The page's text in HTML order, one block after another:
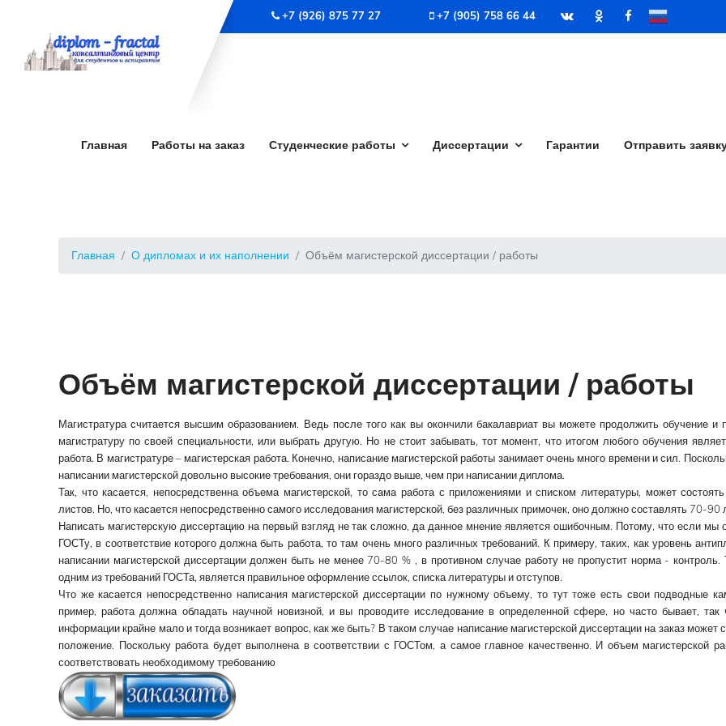
+7 (926) 875 77 27 +7 (905) 758 66 44
Главная Работы на заказ Студенческие работы Диссертации Гарантии Отправить
Главная О дипломах и их наполнении Объём магистерской диссертации / работы
Объём магистерской диссертации / работы
Магистратура считается высшим образованием. Ведь после того как вы окончили бакалавриат вы можете продолжить обучение и
магистратуру по своей специальности, или выбрать другую. Но не стоит забывать, тот момент, что итогом любого обучения
работа. В магистратуре – магистерская работа. Конечно, написание магистерской работы занимает очень много времени и сил.
написании магистерской довольно высокие требования, они гораздо выше, чем при написании диплома.
Так, что касается, непосредственна объема магистерской, то сама работа с приложениями и списком литературы, может
листов. Но, что касается непосредственно самого исследования магистерской, без различных примочек, оно должно составлять 70-90
Написать магистерскую диссертацию на первый взгляд не так сложно, да данное мнение является ошибочным. Потому, что если мы
ГОСТу, в соответствие которого должна быть работа, то там очень много различных требований. К примеру, таких, как уровень
написании магистерской диссертации должен быть не менее 70-80 % , в противном случае работу не пропустит норма -
одним из требований ГОСТа, является правильное оформление ссылок, списка литературы и отступов.
Что же касается непосредственно написания магистерской диссертации по нужному объему, то тут тоже есть свои подводные
пример, работа должна обладать научной новизной, и вы проводите исследование в определенной сфере, но часто бывает, так
информации крайне мало и тогда возникает вопрос, как же быть? В таком случае написание магистерской диссертации на заказ может
положение. Поскольку работа будет выполнена в соответствии с ГОСТом, а самое главное качественно. И объем магистерской
соответствовать необходимому требованию